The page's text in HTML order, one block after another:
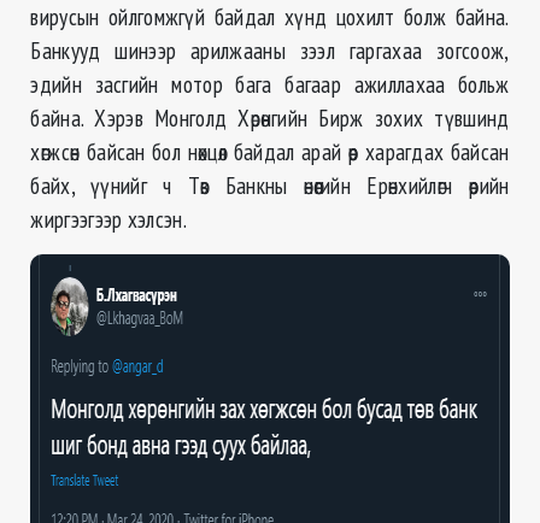
вирусын ойлгомжгүй байдал хүнд цохилт болж байна.
Банкууд шинээр арилжааны зээл гаргахаа зогсоож,
эдийн засгийн мотор бага багаар ажиллахаа больж
байна. Хэрэв Монголд Хөрөнгийн Бирж зохих түвшинд
хөгжсөн байсан бол нөхцөл байдал арай өөр харагдах байсан
байх, үүнийг ч Төв Банкны өнөөгийн Ерөнхийлөгч өөрийн
жиргээгээр хэлсэн.